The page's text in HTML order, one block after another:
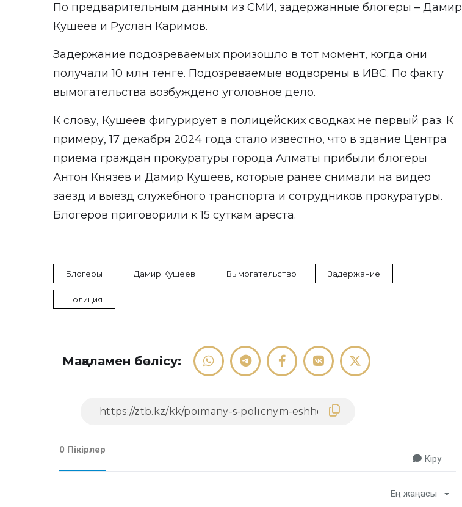
По предварительным данным из СМИ, задержанные блогеры – Дамир
Кушеев и Руслан Каримов.
Задержание подозреваемых произошло в тот момент, когда они
получали 10 млн тенге. Подозреваемые водворены в ИВС. По факту
вымогательства возбуждено уголовное дело.
К слову, Кушеев фигурирует в полицейских сводках не первый раз. К
примеру, 17 декабря 2024 года стало известно, что в здание Центра
приема граждан прокуратуры города Алматы прибыли блогеры
Антон Князев и Дамир Кушеев, которые ранее снимали на видео
заезд и выезд служебного транспорта и сотрудников прокуратуры.
Блогеров приговорили к 15 суткам ареста.
Блогеры Дамир Кушеев Вымогательство Задержание
Полиция
Мақаламен бөлісу:
0 Пікірлер
Кіру
Ең жаңасы